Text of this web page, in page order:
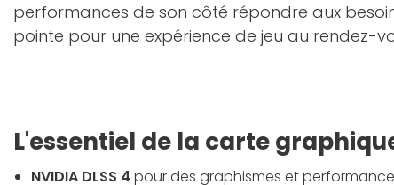
performances de son côté répondre aux
pointe pour une expérience de jeu au rendez-
L'essentiel de la carte
NVIDIA DLSS 4 pour des graphismes et